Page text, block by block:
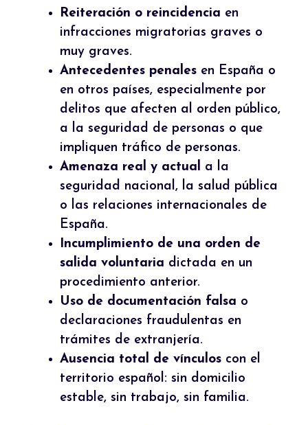
Reiteración o reincidencia en
infracciones migratorias graves o
muy graves.
Antecedentes penales en España o
en otros países, especialmente por
delitos que afecten al orden público,
a la seguridad de personas o que
impliquen tráfico de personas.
Amenaza real y actual a la
seguridad nacional, la salud pública
o las relaciones internacionales de
España.
Incumplimiento de una orden de
salida voluntaria dictada en un
procedimiento anterior.
Uso de documentación falsa o
declaraciones fraudulentas en
trámites de extranjería.
Ausencia total de vínculos con el
territorio español: sin domicilio
estable, sin trabajo, sin familia.